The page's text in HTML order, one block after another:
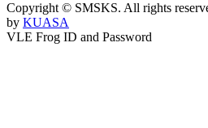
Copyright © SMSKS. All rights
by KUASA
VLE Frog ID and Password